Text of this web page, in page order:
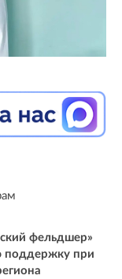
фельдшер»
поддержку при